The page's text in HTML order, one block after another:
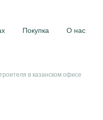
Покупка О нас
в казанском офисе